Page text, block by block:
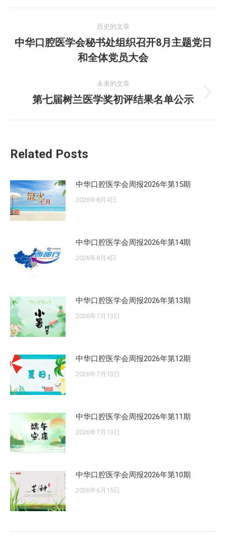
章
历史的文章
历
史
文
章：
中华口腔医学会秘书处组织召开8月主题党日
和全体党员大会
未来的文章
未
第七届树兰医学奖初评结果名单公示
Related Posts
中华口腔医学会周报2026年第15期
2026年8月4日
中华口腔医学会周报2026年第14期
2026年8月4日
中华口腔医学会周报2026年第13期
2026年7月13日
中华口腔医学会周报2026年第12期
2026年7月13日
中华口腔医学会周报2026年第11期
2026年7月13日
中华口腔医学会周报2026年第10期
2026年6月15日